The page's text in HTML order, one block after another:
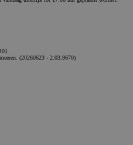
(20260623 - 2.03.9670)